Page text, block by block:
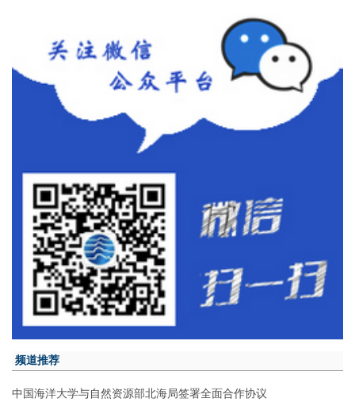
频道推荐
中国海洋大学与自然资源部北海局签署全面合作协议